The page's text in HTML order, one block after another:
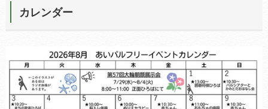
カレンダー